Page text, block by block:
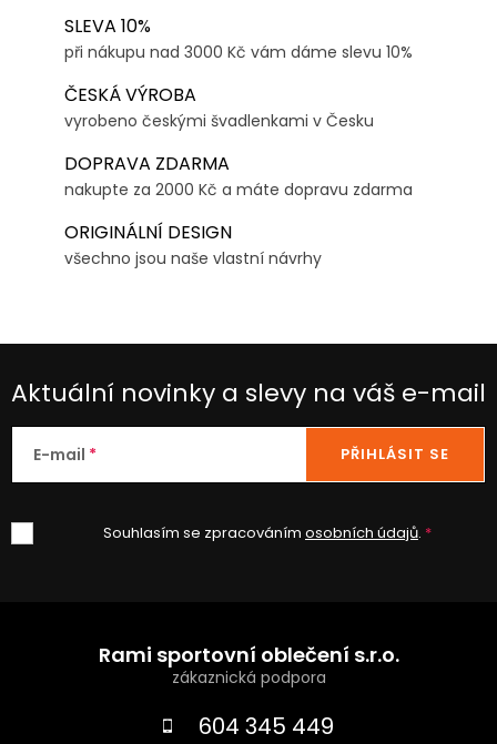
SLEVA 10%
při nákupu nad 3000 Kč vám dáme slevu 10%
ČESKÁ VÝROBA
vyrobeno českými švadlenkami v Česku
DOPRAVA ZDARMA
nakupte za 2000 Kč a máte dopravu zdarma
ORIGINÁLNÍ DESIGN
všechno jsou naše vlastní návrhy
Aktuální novinky a slevy na váš e-mail
E-mail
Souhlasím se zpracováním osobních údajů.
PŘIHLÁSIT SE
Rami sportovní oblečení s.r.o.
604 345 449